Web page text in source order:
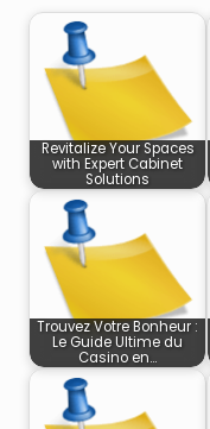
Revitalize Your Spaces
with Expert Cabinet
Solutions
Trouvez Votre Bonheur :
Le Guide Ultime du
Casino en…